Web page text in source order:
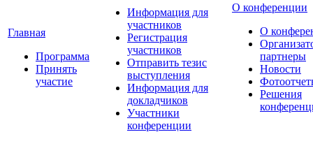
Главная
Программа
Принять
участие
Информация для
участников
Регистрация
участников
Отправить тезис
выступления
Информация для
докладчиков
Участники
конференции
О конференции
О
партнеры
Новости
Решения